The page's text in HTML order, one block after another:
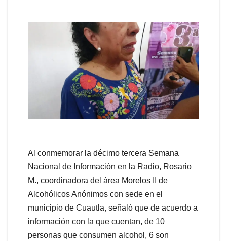
Al conmemorar la décimo tercera Semana
Nacional de Información en la Radio, Rosario
M., coordinadora del área Morelos II de
Alcohólicos Anónimos con sede en el
municipio de Cuautla, señaló que de acuerdo a
información con la que cuentan, de 10
personas que consumen alcohol, 6 son